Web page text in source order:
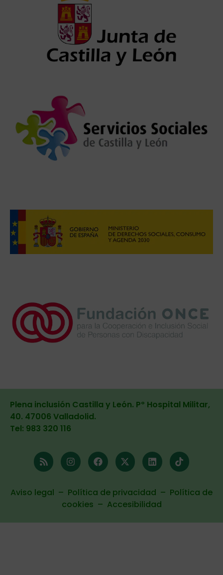
Plena inclusión Castilla y León. Pº Hospital Militar,
40. 47006 Valladolid.
Tel: 983 320 116
Aviso legal – Política de privacidad – Política de
cookies – Accesibilidad